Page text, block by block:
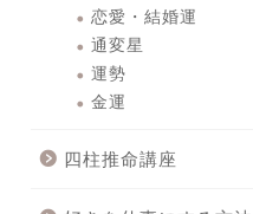
恋愛・結婚運
通変星
運勢
金運
四柱推命講座